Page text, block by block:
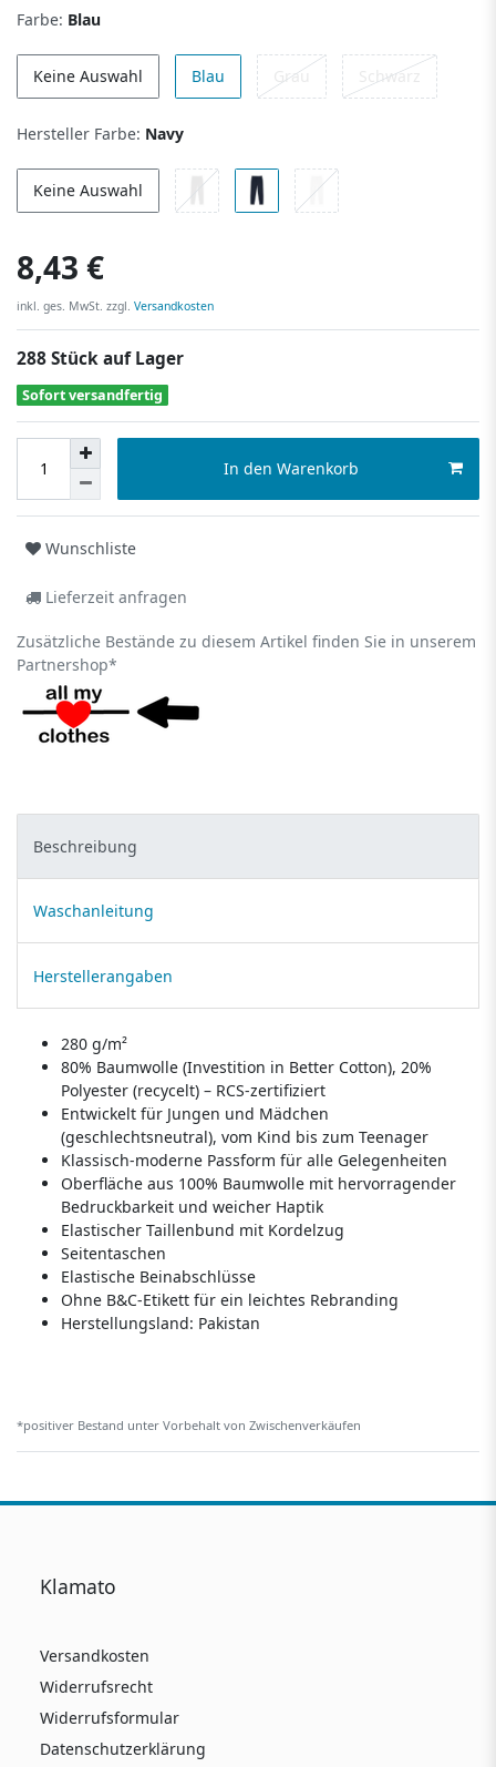
Farbe: Blau
Keine Auswahl Blau Grau Schwarz
Hersteller Farbe: Navy
Keine Auswahl
8,43 €
inkl. ges. MwSt. zzgl. Versandkosten
288 Stück auf Lager
Sofort versandfertig
In den Warenkorb
Wunschliste
Lieferzeit anfragen
Zusätzliche Bestände zu diesem Artikel finden Sie in unserem
Partnershop*
Beschreibung
Waschanleitung
Herstellerangaben
280 g/m²
80% Baumwolle (Investition in Better Cotton), 20%
Polyester (recycelt) – RCS-zertifiziert
Entwickelt für Jungen und Mädchen
(geschlechtsneutral), vom Kind bis zum Teenager
Klassisch-moderne Passform für alle Gelegenheiten
Oberfläche aus 100% Baumwolle mit hervorragender
Bedruckbarkeit und weicher Haptik
Elastischer Taillenbund mit Kordelzug
Seitentaschen
Elastische Beinabschlüsse
Ohne B&C-Etikett für ein leichtes Rebranding
Herstellungsland: Pakistan
*positiver Bestand unter Vorbehalt von Zwischenverkäufen
Klamato
Versandkosten
Widerrufsrecht
Widerrufsformular
Datenschutzerklärung